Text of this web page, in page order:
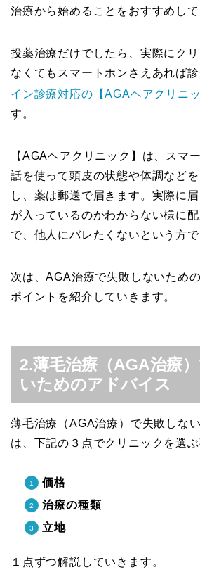
治療から始めることをおすすめして
投薬治療だけでしたら、実際にク
なくてもスマートホンさえあれば
イン診療対応の【AGAヘアクリニッ
す。
【AGAヘアクリニック】は、スマ
話を使って頭皮の状態や体調など
し、薬は郵送で届きます。実際に
が入っているのかわからない様に
で、他人にバレたくないという方で
次は、AGA治療で失敗しないため
ポイントを紹介していきます。
2.薄毛治療（AGA治療
いためのアドバイス
薄毛治療（AGA治療）で失敗しな
は、下記の３点でクリニックを選ぶ
価格
治療の種類
立地
１点ずつ解説していきます。